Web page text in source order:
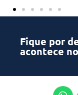
Fique por
acontece